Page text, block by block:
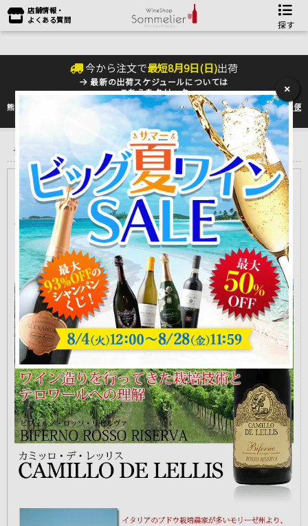
店舗情報・
よくある質問
探す
今から注文で最短8月9日(日)出荷
最新の出荷スケジュールについては
こちらをクリック
熊本地震の影響により九州への配送に遅れが生じております。最新情報は佐川急便
のHP
をご確認下さい。
産地で探す ＞ イタリア ＞モリーゼ Molise ＞
カミッロ・
デ・レッリス Camillo de Lellis
カミッロ・デ・レッリス インスティテュート・エノロジコ・イ
タリアーノ
CAMILLO DE LELLIS INSTITUTO ENOLOGICO ITALIANO
×